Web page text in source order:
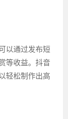
以通过发布短
等收益。抖音
轻松制作出高